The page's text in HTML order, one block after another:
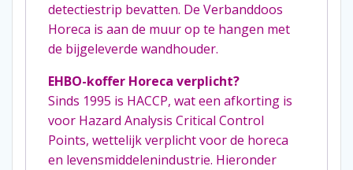
detectiestrip bevatten. De Verbanddoos
Horeca is aan de muur op te hangen met
de bijgeleverde wandhouder.
EHBO-koffer Horeca verplicht?
Sinds 1995 is HACCP, wat een afkorting is
voor Hazard Analysis Critical Control
Points, wettelijk verplicht voor de horeca
en levensmiddelenindustrie. Hieronder